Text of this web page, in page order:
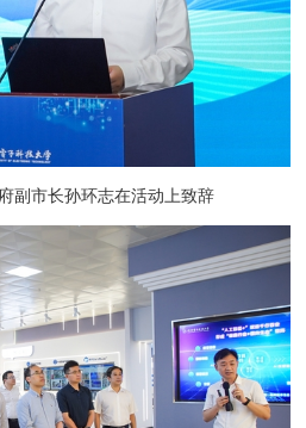
副市长孙环志在活动上致辞